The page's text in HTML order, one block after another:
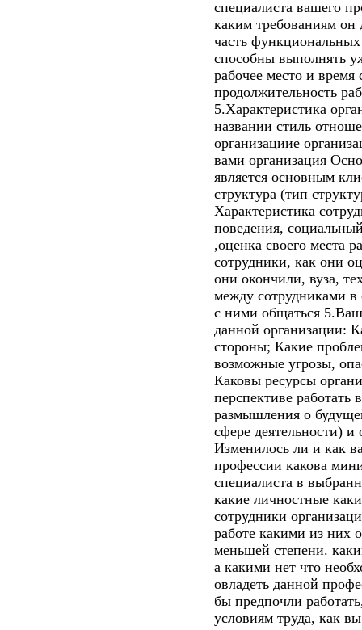
специалиста вашего
каким требованиям он
часть
способны выполнять
рабочее место и время
продолжительность
5.Характеристика
названии стиль
организациие
вами организация
является основным
структура (тип
Характеристика
поведения,
,оценка своего места
сотрудники, как они
они окончили, вуза,
между сотрудниками
с ними общаться
данной организации:
стороны; Какие
возможные угрозы,
Каковы ресурсы
перспективе
размышления о
сфере деятельности)
Изменилось ли и как
профессии какова
специалиста в
какие личностные
сотрудники
работе какими из них
меньшей степени.
а какими нет что
овладеть данной
бы предпочли
условиям труда, как